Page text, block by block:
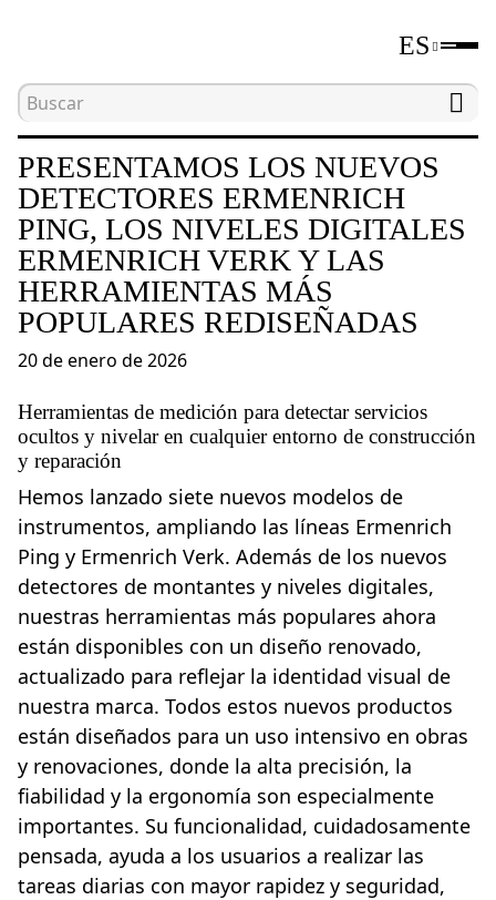
ES
Inicio Presentamos los nuevos
PRESENTAMOS LOS NUEVOS
DETECTORES ERMENRICH
PING, LOS NIVELES DIGITALES
ERMENRICH VERK Y LAS
HERRAMIENTAS MÁS
POPULARES REDISEÑADAS
20 de enero de 2026
Herramientas de medición para detectar servicios
ocultos y nivelar en cualquier entorno de construcción
y reparación
Hemos lanzado siete nuevos modelos de
instrumentos, ampliando las líneas Ermenrich
Ping y Ermenrich Verk. Además de los nuevos
detectores de montantes y niveles digitales,
nuestras herramientas más populares ahora
están disponibles con un diseño renovado,
actualizado para reflejar la identidad visual de
nuestra marca. Todos estos nuevos productos
están diseñados para un uso intensivo en obras
y renovaciones, donde la alta precisión, la
fiabilidad y la ergonomía son especialmente
importantes. Su funcionalidad, cuidadosamente
pensada, ayuda a los usuarios a realizar las
tareas diarias con mayor rapidez y seguridad,